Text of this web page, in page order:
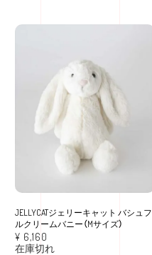
JELLYCATジェリーキャット バシュフ
ルクリームバニー（Mサイズ）
¥ 6,160
在庫切れ